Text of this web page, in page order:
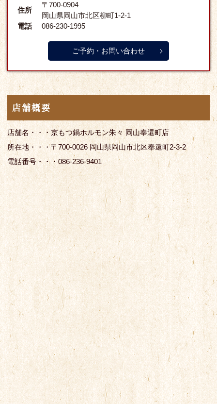
住所
〒700-0904
岡山県岡山市北区柳町1-2-1
電話
086-230-1995
ご予約・お問い合わせ
店舗概要
店舗名・・・京もつ鍋ホルモン朱々 岡山奉還町店
所在地・・・〒700-0026 岡山県岡山市北区奉還町2-3-2
電話番号・・・086-236-9401